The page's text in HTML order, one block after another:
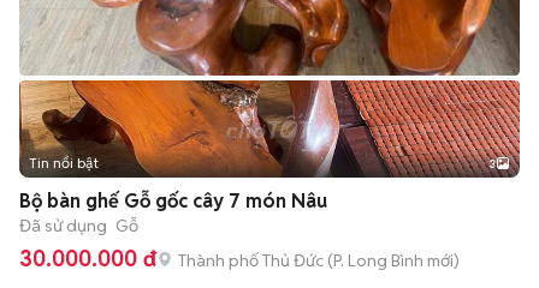
Tin nổi bật 3
Bộ bàn ghế Gỗ gốc cây 7 món Nâu
Đã sử dụng Gỗ
30.000.000 đ Thành phố Thủ Đức (P. Long Bình mới)